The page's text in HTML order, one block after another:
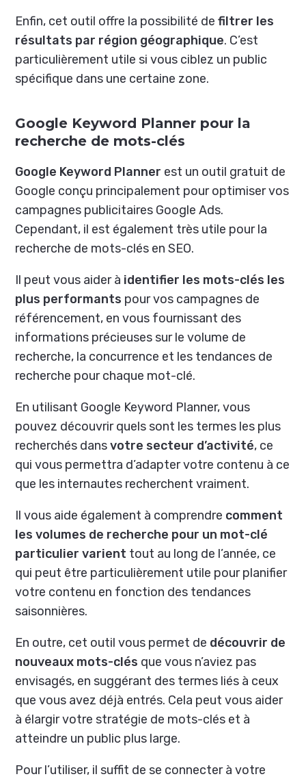
Enfin, cet outil offre la possibilité defiltrer les
résultats par région géographique. C’est
particulièrement utile si vous ciblez un public
spécifique dans une certaine zone.
Google Keyword Planner pour la
recherche de mots-clés
Google Keyword Planner est un outil gratuit de
Google conçu principalement pour optimiser vos
campagnes publicitaires Google Ads.
Cependant, il est également très utile pour la
recherche de mots-clés en SEO.
Il peut vous aider à identifier les mots-clés les
plus performants pour vos campagnes de
référencement, en vous fournissant des
informations précieuses sur le volume de
recherche, la concurrence et les tendances de
recherche pour chaque mot-clé.
En utilisant Google Keyword Planner, vous
pouvez découvrir quels sont les termes les plus
recherchés dansvotre secteur d’activité, ce
qui vous permettra d’adapter votre contenu à ce
que les internautes recherchent vraiment.
Il vous aide également à comprendre comment
les volumes de recherche pour un mot-clé
particulier varient tout au long de l’année, ce
qui peut être particulièrement utile pour planifier
votre contenu en fonction des tendances
saisonnières.
En outre, cet outil vous permet de découvrir de
nouveaux mots-clés que vous n’aviez pas
envisagés, en suggérant des termes liés à ceux
que vous avez déjà entrés. Cela peut vous aider
à élargir votre stratégie de mots-clés et à
atteindre un public plus large.
Pour l’utiliser, il suffit de se connecter à votre